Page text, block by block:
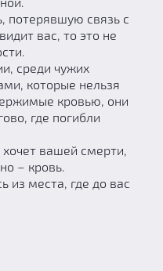
потерявшую связь с
вас, то это не
среди чужих
которые нельзя
кровью, они
где погибли
вашей смерти,
– кровь.
из места, где до вас